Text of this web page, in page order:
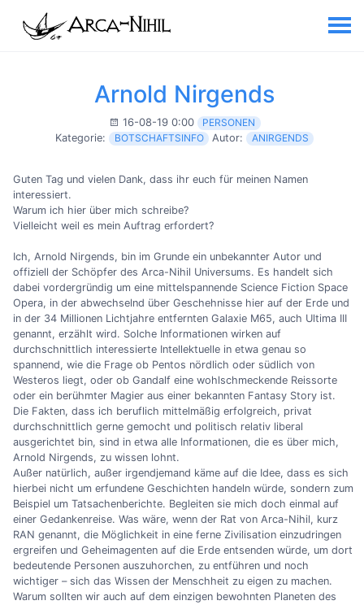
Arnold Nirgends
16-08-19 0:00
PERSONEN
Kategorie: BOTSCHAFTSINFO Autor: ANIRGENDS
Guten Tag und vielen Dank, dass ihr euch für meinen Namen
interessiert.
Warum ich hier über mich schreibe?
Vielleicht weil es mein Auftrag erfordert?
Ich, Arnold Nirgends, bin im Grunde ein unbekannter Autor und
offiziell der Schöpfer des Arca-Nihil Universums. Es handelt sich
dabei vordergründig um eine mittelspannende Science Fiction Space
Opera, in der abwechselnd über Geschehnisse hier auf der Erde und
in der 34 Millionen Lichtjahre entfernten Galaxie M65, auch Ultima III
genannt, erzählt wird. Solche Informationen wirken auf
durchschnittlich interessierte Intellektuelle in etwa genau so
spannend, wie die Frage ob Pentos nördlich oder südlich von
Westeros liegt, oder ob Gandalf eine wohlschmeckende Reissorte
oder ein berühmter Magier aus einer bekannten Fantasy Story ist.
Die Fakten, dass ich beruflich mittelmäßig erfolgreich, privat
durchschnittlich gerne gemocht und politisch relativ liberal
ausgerichtet bin, sind in etwa alle Informationen, die es über mich,
Arnold Nirgends, zu wissen lohnt.
Außer natürlich, außer irgendjemand käme auf die Idee, dass es sich
hierbei nicht um erfundene Geschichten handeln würde, sondern zum
Beispiel um Tatsachenberichte. Begleiten sie mich doch einmal auf
einer Gedankenreise. Was wäre, wenn der Rat von Arca-Nihil, kurz
RAN genannt, die Möglichkeit in eine ferne Zivilisation einzudringen
ergreifen und Geheimagenten auf die Erde entsenden würde, um dort
bedeutende Personen auszuhorchen, zu entführen und noch
wichtiger – sich das Wissen der Menschheit zu eigen zu machen.
Warum sollten wir auch auf dem einzigen bewohnten Planeten des